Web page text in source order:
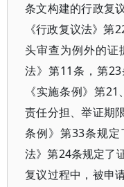
条文构建的行政复
《行政复议法》第
头审查为例外的证
法》第11条，第
《实施条例》第
责任分担、举证期
条例》第33条规
法》第24条规定了
复议过程中，被申